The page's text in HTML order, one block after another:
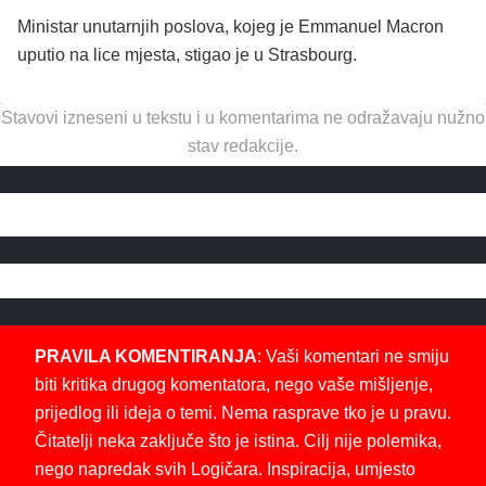
Ministar unutarnjih poslova, kojeg je Emmanuel Macron
uputio na lice mjesta, stigao je u Strasbourg.
Stavovi izneseni u tekstu i u komentarima ne odražavaju nužno
stav redakcije.
PRAVILA KOMENTIRANJA: Vaši komentari ne smiju
biti kritika drugog komentatora, nego vaše mišljenje,
prijedlog ili ideja o temi. Nema rasprave tko je u pravu.
Čitatelji neka zaključe što je istina. Cilj nije polemika,
nego napredak svih Logičara. Inspiracija, umjesto